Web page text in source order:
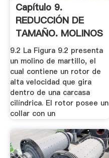
Capítulo 9.
REDUCCIÓN DE
TAMAÑO. MOLINOS
9.1. .
9.2 La Figura 9.2 presenta
un molino de martillo, el
cual contiene un rotor de
alta velocidad que gira
dentro de una carcasa
cilíndrica. El rotor posee un
collar con un